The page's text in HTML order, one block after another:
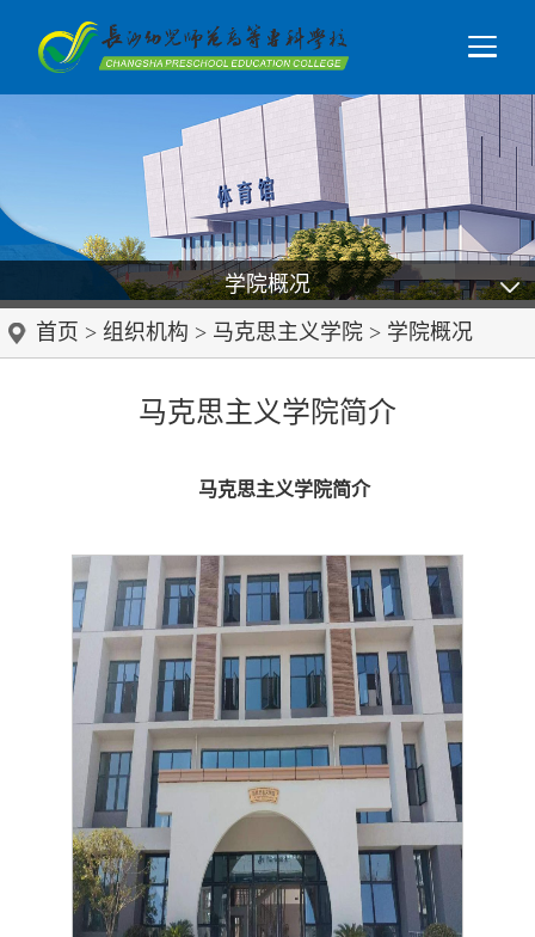
学院概况
首页 > 组织机构 > 马克思主义学院 > 学院概况
马克思主义学院简介
马克思主义学院简介